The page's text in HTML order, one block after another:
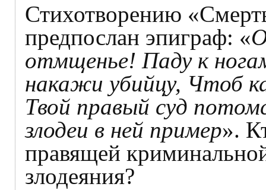
Стихотворению
предпослан эпиграф: «
отмщенье! Паду к
накажи убийцу, Чтоб
Твой правый суд
злодеи в ней пример».
правящей
злодеяния?